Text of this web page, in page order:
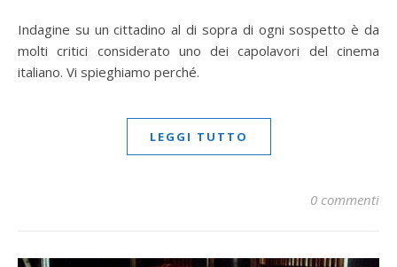
Indagine su un cittadino al di sopra di ogni sospetto è da
molti critici considerato uno dei capolavori del cinema
italiano. Vi spieghiamo perché.
LEGGI TUTTO
0 commenti